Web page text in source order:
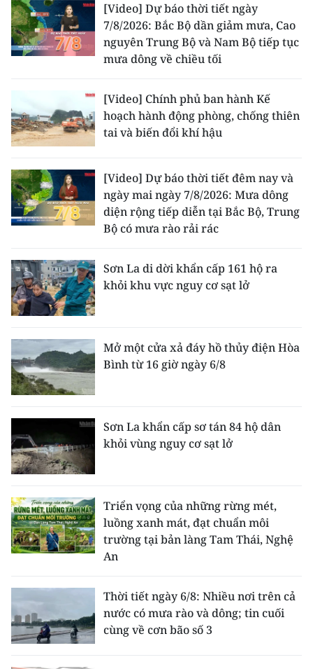
[Video] Dự báo thời tiết ngày
7/8/2026: Bắc Bộ dần giảm mưa, Cao
nguyên Trung Bộ và Nam Bộ tiếp tục
mưa dông về chiều tối
[Video] Chính phủ ban hành Kế
hoạch hành động phòng, chống thiên
tai và biến đổi khí hậu
[Video] Dự báo thời tiết đêm nay và
ngày mai ngày 7/8/2026: Mưa dông
diện rộng tiếp diễn tại Bắc Bộ, Trung
Bộ có mưa rào rải rác
Sơn La di dời khẩn cấp 161 hộ ra
khỏi khu vực nguy cơ sạt lở
Mở một cửa xả đáy hồ thủy điện Hòa
Bình từ 16 giờ ngày 6/8
Sơn La khẩn cấp sơ tán 84 hộ dân
khỏi vùng nguy cơ sạt lở
Triển vọng của những rừng mét,
luồng xanh mát, đạt chuẩn môi
trường tại bản làng Tam Thái, Nghệ
An
Thời tiết ngày 6/8: Nhiều nơi trên cả
nước có mưa rào và dông; tin cuối
cùng về cơn bão số 3